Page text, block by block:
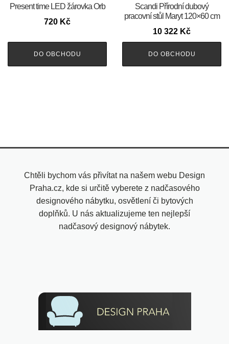
Present time LED žárovka Orb
720 Kč
DO OBCHODU
Scandi Přírodní dubový
pracovní stůl Maryt 120×60 cm
10 322 Kč
DO OBCHODU
Chtěli bychom vás přivítat na našem webu Design
Praha.cz, kde si určitě vyberete z nadčasového
designového nábytku, osvětlení či bytových
doplňků. U nás aktualizujeme ten nejlepší
nadčasový designový nábytek.